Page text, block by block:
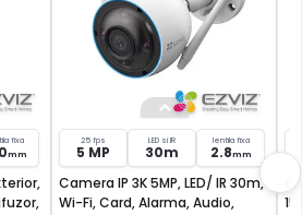
video, dar si audio zona
fiind dotata cu un
la identificarea unor
a fi nevoie sa va deplasati in
astfel un pericol destul de
fixa
mm
25 fps
5 MP
LED si IR
30m
lentila fixa
2.8mm
Camera IP 3K 5MP, LED/ IR 30m,
Wi-Fi, Card, Alarma, Audio,